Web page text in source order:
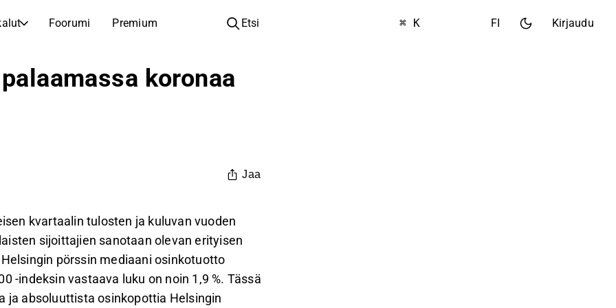
Foorumi Premium
Yhtiöt
Yhtiökokouskutsut
Analyysikoulu
Etsi ⌘ K FI Kirjaudu
koronaa
Jaa
kvartaalin tulosten ja kuluvan vuoden
sijoittajien sanotaan olevan erityisen
pörssin mediaani osinkotuotto
-indeksin vastaava luku on noin 1,9 %. Tässä
ja absoluuttista osinkopottia Helsingin